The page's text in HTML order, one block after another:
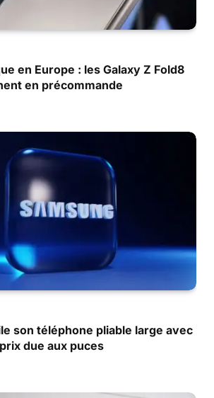
en Europe : les Galaxy Z Fold8
en précommande
son téléphone pliable large avec
due aux puces